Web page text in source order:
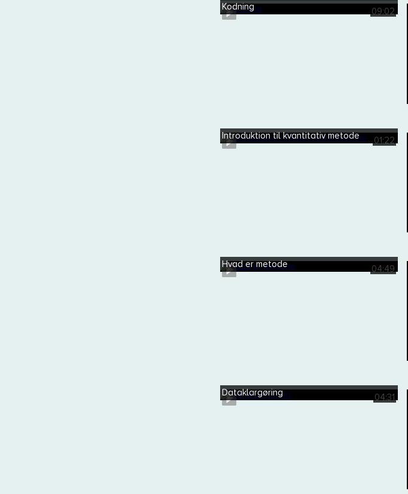
09:02
Kodning
01:22
Introduktion til kvantitativ metode
04:49
Hvad er metode
04:31
Dataklargøring